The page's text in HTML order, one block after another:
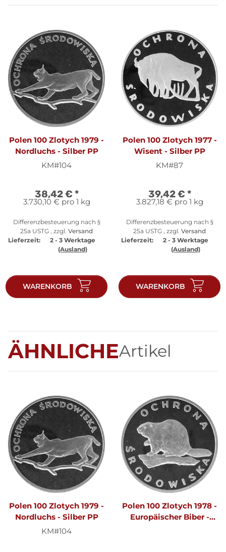
Polen 100 Zlotych 1979 -
Nordluchs - Silber PP
KM#104
38,42 € *
3.730,10 € pro 1 kg
Differenzbesteuerung nach §
25a USTG , zzgl. Versand
Lieferzeit:
2 - 3 Werktage
(Ausland)
WARENKORB
Polen 100 Zlotych 1977 -
Wisent - Silber PP
KM#87
39,42 € *
3.827,18 € pro 1 kg
Differenzbesteuerung nach §
25a USTG , zzgl. Versand
Lieferzeit:
2 - 3 Werktage
(Ausland)
WARENKORB
ÄHNLICHEArtikel
Polen 100 Zlotych 1979 -
Nordluchs - Silber PP
KM#104
Polen 100 Zlotych 1978 -
Europäischer Biber -